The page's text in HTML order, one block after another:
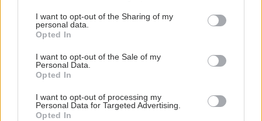
not limited to your visit or usage behaviour. You may click to
grant or deny consent to Google and its third-party tags to
use your data for below specified purposes in below Google
consent section.
I want to opt-out of the Sharing of my
personal data.
Opted In
I want to opt-out of the Sale of my
Personal Data.
Opted In
I want to opt-out of processing my
Personal Data for Targeted Advertising.
Opted In